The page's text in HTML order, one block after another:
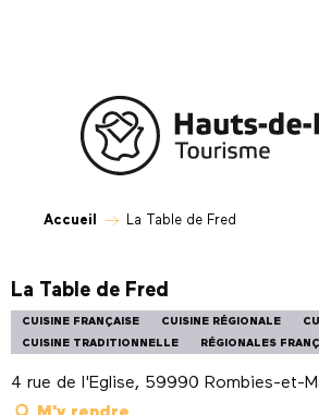
Accueil La Table de Fred
La Table de Fred
CUISINE FRANÇAISE CUISINE RÉGIONALE
CUISINE TRADITIONNELLE
RÉGIONALES
4 rue de l'Eglise, 59990 Rombies-et-